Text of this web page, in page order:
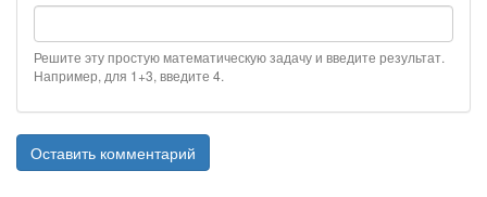
Решите эту простую математическую задачу и введите результат.
Например, для 1+3, введите 4.
Оставить комментарий